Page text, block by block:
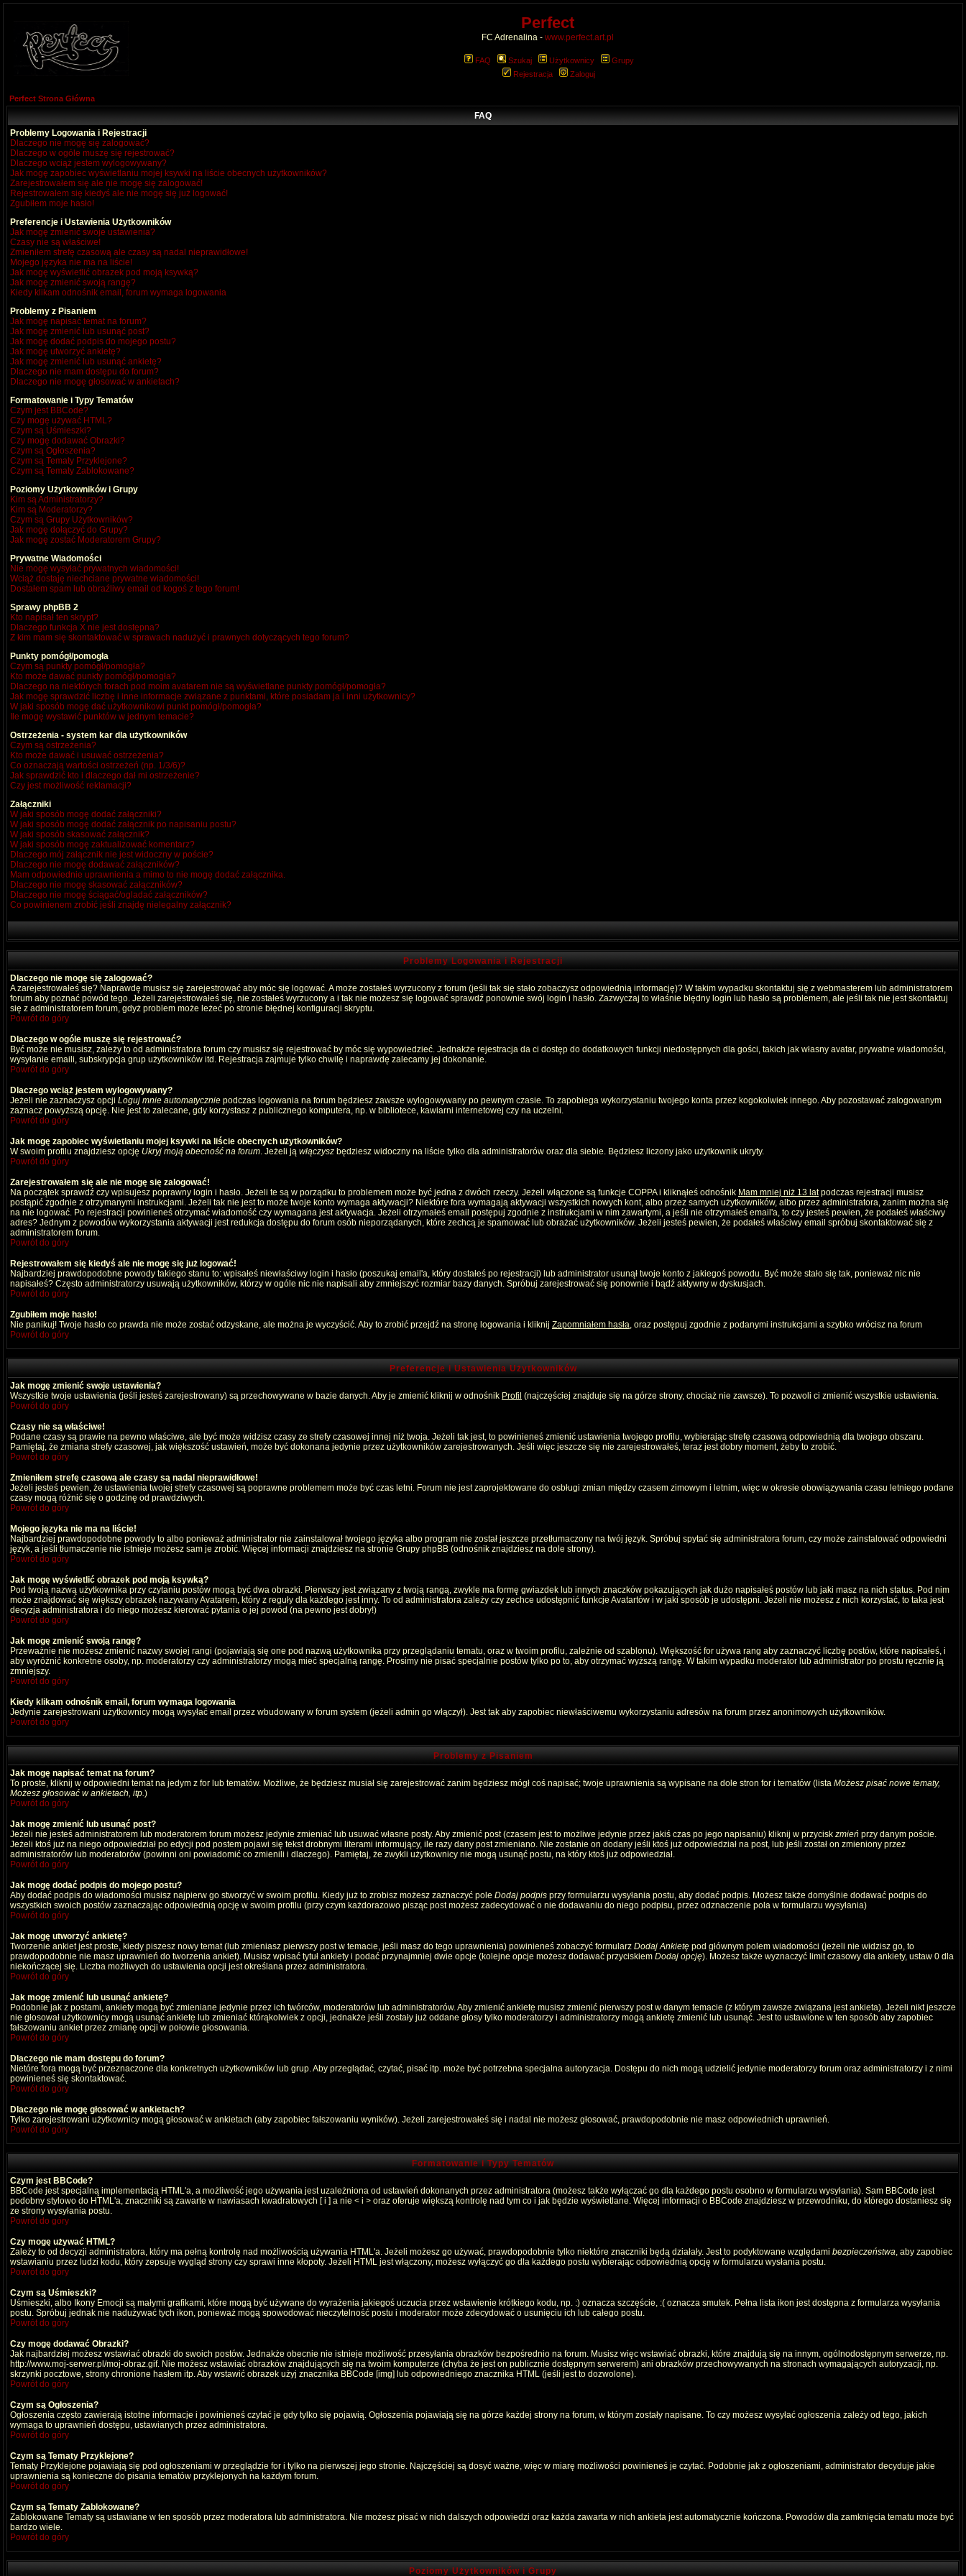
Perfect
FC Adrenalina - www.perfect.art.pl
FAQ Szukaj Użytkownicy
Grupy
Rejestracja
Zaloguj
Perfect Strona Główna
FAQ
Problemy Logowania i Rejestracji
Dlaczego nie mogę się zalogować?
Dlaczego w ogóle muszę się rejestrować?
Dlaczego wciąż jestem wylogowywany?
Jak mogę zapobiec wyświetlaniu mojej ksywki na liście obecnych użytkowników?
Zarejestrowałem się ale nie mogę się zalogować!
Rejestrowałem się kiedyś ale nie mogę się już logować!
Zgubiłem moje hasło!
Preferencje i Ustawienia Użytkowników
Jak mogę zmienić swoje ustawienia?
Czasy nie są właściwe!
Zmieniłem strefę czasową ale czasy są nadal nieprawidłowe!
Mojego języka nie ma na liście!
Jak mogę wyświetlić obrazek pod moją ksywką?
Jak mogę zmienić swoją rangę?
Kiedy klikam odnośnik email, forum wymaga logowania
Problemy z Pisaniem
Jak mogę napisać temat na forum?
Jak mogę zmienić lub usunąć post?
Jak mogę dodać podpis do mojego postu?
Jak mogę utworzyć ankietę?
Jak mogę zmienić lub usunąć ankietę?
Dlaczego nie mam dostępu do forum?
Dlaczego nie mogę głosować w ankietach?
Formatowanie i Typy Tematów
Czym jest BBCode?
Czy mogę używać HTML?
Czym są Uśmieszki?
Czy mogę dodawać Obrazki?
Czym są Ogłoszenia?
Czym są Tematy Przyklejone?
Czym są Tematy Zablokowane?
Poziomy Użytkowników i Grupy
Kim są Administratorzy?
Kim są Moderatorzy?
Czym są Grupy Użytkowników?
Jak mogę dołączyć do Grupy?
Jak mogę zostać Moderatorem Grupy?
Prywatne Wiadomości
Nie mogę wysyłać prywatnych wiadomości!
Wciąż dostaję niechciane prywatne wiadomości!
Dostałem spam lub obraźliwy email od kogoś z tego forum!
Sprawy phpBB 2
Kto napisał ten skrypt?
Dlaczego funkcja X nie jest dostępna?
Z kim mam się skontaktować w sprawach nadużyć i prawnych dotyczących tego forum?
Punkty pomógł/pomogła
Czym są punkty pomógł/pomogła?
Kto może dawać punkty pomógł/pomogła?
Dlaczego na niektórych forach pod moim avatarem nie są wyświetlane punkty pomógł/pomogła?
Jak mogę sprawdzić liczbę i inne informacje związane z punktami, które posiadam ja i inni użytkownicy?
W jaki sposób mogę dać użytkownikowi punkt pomógł/pomogła?
Ile mogę wystawić punktów w jednym temacie?
Ostrzeżenia - system kar dla użytkowników
Czym są ostrzeżenia?
Kto może dawać i usuwać ostrzeżenia?
Co oznaczają wartości ostrzeżeń (np. 1/3/6)?
Jak sprawdzić kto i dlaczego dał mi ostrzeżenie?
Czy jest możliwość reklamacji?
Załączniki
W jaki sposób mogę dodać załączniki?
W jaki sposób mogę dodać załącznik po napisaniu postu?
W jaki sposób skasować załącznik?
W jaki sposób mogę zaktualizować komentarz?
Dlaczego mój załącznik nie jest widoczny w poście?
Dlaczego nie mogę dodawać załączników?
Mam odpowiednie uprawnienia a mimo to nie mogę dodać załącznika.
Dlaczego nie mogę skasować załączników?
Dlaczego nie mogę ściągać/ogladać załączników?
Co powinienem zrobić jeśli znajdę nielegalny załącznik?
Problemy Logowania i Rejestracji
Dlaczego nie mogę się zalogować?
A zarejestrowałeś się? Naprawdę musisz się zarejestrować aby móc się logować. A może zostałeś wyrzucony z forum (jeśli tak się stało zobaczysz odpowiednią informację)? W takim wypadku skontaktuj się z webmasterem lub administratorem
forum aby poznać powód tego. Jeżeli zarejestrowałeś się, nie zostałeś wyrzucony a i tak nie możesz się logować sprawdź ponownie swój login i hasło. Zazwyczaj to właśnie błędny login lub hasło są problemem, ale jeśli tak nie jest skontaktuj
się z administratorem forum, gdyż problem może leżeć po stronie błędnej konfiguracji skryptu.
Powrót do góry
Dlaczego w ogóle muszę się rejestrować?
Być może nie musisz, zależy to od administratora forum czy musisz się rejestrować by móc się wypowiedzieć. Jednakże rejestracja da ci dostęp do dodatkowych funkcji niedostępnych dla gości, takich jak własny avatar, prywatne wiadomości,
wysyłanie emaili, subskrypcja grup użytkowników itd. Rejestracja zajmuje tylko chwilę i naprawdę zalecamy jej dokonanie.
Powrót do góry
Dlaczego wciąż jestem wylogowywany?
Jeżeli nie zaznaczysz opcji Loguj mnie automatycznie podczas logowania na forum będziesz zawsze wylogowywany po pewnym czasie. To zapobiega wykorzystaniu twojego konta przez kogokolwiek innego. Aby pozostawać zalogowanym
zaznacz powyższą opcję. Nie jest to zalecane, gdy korzystasz z publicznego komputera, np. w bibliotece, kawiarni internetowej czy na uczelni.
Powrót do góry
Jak mogę zapobiec wyświetlaniu mojej ksywki na liście obecnych użytkowników?
W swoim profilu znajdziesz opcję Ukryj moją obecność na forum. Jeżeli ją włączysz będziesz widoczny na liście tylko dla administratorów oraz dla siebie. Będziesz liczony jako użytkownik ukryty.
Powrót do góry
Zarejestrowałem się ale nie mogę się zalogować!
Na początek sprawdź czy wpisujesz poprawny login i hasło. Jeżeli te są w porządku to problemem może być jedna z dwóch rzeczy. Jeżeli włączone są funkcje COPPA i kliknąłeś odnośnik Mam mniej niż 13 latpodczas rejestracji musisz
postąpić zgodnie z otrzymanymi instrukcjami. Jeżeli tak nie jest to może twoje konto wymaga aktywacji? Niektóre fora wymagają aktywacji wszystkich nowych kont, albo przez samych użytkowników, albo przez administratora, zanim można się
na nie logować. Po rejestracji powinieneś otrzymać wiadomość czy wymagana jest aktywacja. Jeżeli otrzymałeś email postępuj zgodnie z instrukcjami w nim zawartymi, a jeśli nie otrzymałeś email'a, to czy jesteś pewien, że podałeś właściwy
adres? Jednym z powodów wykorzystania aktywacji jest redukcja dostępu do forum osób nieporządanych, które zechcą je spamować lub obrażać użytkowników. Jeżeli jesteś pewien, że podałeś właściwy email spróbuj skontaktować się z
administratorem forum.
Powrót do góry
Rejestrowałem się kiedyś ale nie mogę się już logować!
Najbardziej prawdopodobne powody takiego stanu to: wpisałeś niewłaściwy login i hasło (poszukaj email'a, który dostałeś po rejestracji) lub administrator usunął twoje konto z jakiegoś powodu. Być może stało się tak, ponieważ nic nie
napisałeś? Często administratorzy usuwają użytkowników, którzy w ogóle nic nie napisali aby zmniejszyć rozmiar bazy danych. Spróbuj zarejestrować się ponownie i bądź aktywny w dyskusjach.
Powrót do góry
Zgubiłem moje hasło!
Nie panikuj! Twoje hasło co prawda nie może zostać odzyskane, ale można je wyczyścić. Aby to zrobić przejdź na stronę logowania i kliknij Zapomniałem hasła, oraz postępuj zgodnie z podanymi instrukcjami a szybko wrócisz na forum
Powrót do góry
Preferencje i Ustawienia Użytkowników
Jak mogę zmienić swoje ustawienia?
Wszystkie twoje ustawienia (jeśli jesteś zarejestrowany) są przechowywane w bazie danych. Aby je zmienić kliknij w odnośnik Profil (najczęściej znajduje się na górze strony, chociaż nie zawsze). To pozwoli ci zmienić wszystkie ustawienia.
Powrót do góry
Czasy nie są właściwe!
Podane czasy są prawie na pewno właściwe, ale być może widzisz czasy ze strefy czasowej innej niż twoja. Jeżeli tak jest, to powinieneś zmienić ustawienia twojego profilu, wybierając strefę czasową odpowiednią dla twojego obszaru.
Pamiętaj, że zmiana strefy czasowej, jak większość ustawień, może być dokonana jedynie przez użytkowników zarejestrowanych. Jeśli więc jeszcze się nie zarejestrowałeś, teraz jest dobry moment, żeby to zrobić.
Powrót do góry
Zmieniłem strefę czasową ale czasy są nadal nieprawidłowe!
Jeżeli jesteś pewien, że ustawienia twojej strefy czasowej są poprawne problemem może być czas letni. Forum nie jest zaprojektowane do osbługi zmian między czasem zimowym i letnim, więc w okresie obowiązywania czasu letniego podane
czasy mogą różnić się o godzinę od prawdziwych.
Powrót do góry
Mojego języka nie ma na liście!
Najbardziej prawdopodobne powody to albo ponieważ administrator nie zainstalował twojego języka albo program nie został jeszcze przetłumaczony na twój język. Spróbuj spytać się administratora forum, czy może zainstalować odpowiedni
język, a jeśli tłumaczenie nie istnieje możesz sam je zrobić. Więcej informacji znajdziesz na stronie Grupy phpBB (odnośnik znajdziesz na dole strony).
Powrót do góry
Jak mogę wyświetlić obrazek pod moją ksywką?
Pod twoją nazwą użytkownika przy czytaniu postów mogą być dwa obrazki. Pierwszy jest związany z twoją rangą, zwykle ma formę gwiazdek lub innych znaczków pokazujących jak dużo napisałeś postów lub jaki masz na nich status. Pod nim
może znajdować się większy obrazek nazywany Avatarem, który z reguły dla każdego jest inny. To od administratora zależy czy zechce udostępnić funkcje Avatartów i w jaki sposób je udostępni. Jeżeli nie możesz z nich korzystać, to taka jest
decyzja administratora i do niego możesz kierować pytania o jej powód (na pewno jest dobry!)
Powrót do góry
Jak mogę zmienić swoją rangę?
Przeważnie nie możesz zmienić nazwy swojej rangi (pojawiają się one pod nazwą użytkownika przy przeglądaniu tematu, oraz w twoim profilu, zależnie od szablonu). Większość for używa rang aby zaznaczyć liczbę postów, które napisałeś, i
aby wyróżnić konkretne osoby, np. moderatorzy czy administratorzy mogą mieć specjalną rangę. Prosimy nie pisać specjalnie postów tylko po to, aby otrzymać wyższą rangę. W takim wypadku moderator lub administrator po prostu ręcznie ją
zmniejszy.
Powrót do góry
Kiedy klikam odnośnik email, forum wymaga logowania
Jedynie zarejestrowani użytkownicy mogą wysyłać email przez wbudowany w forum system (jeżeli admin go włączył). Jest tak aby zapobiec niewłaściwemu wykorzystaniu adresów na forum przez anonimowych użytkowników.
Powrót do góry
Problemy z Pisaniem
Jak mogę napisać temat na forum?
To proste, kliknij w odpowiedni temat na jedym z for lub tematów. Możliwe, że będziesz musiał się zarejestrować zanim będziesz mógł coś napisać; twoje uprawnienia są wypisane na dole stron for i tematów (lista Możesz pisać nowe tematy,
Możesz głosować w ankietach, itp.)
Powrót do góry
Jak mogę zmienić lub usunąć post?
Jeżeli nie jesteś administratorem lub moderatorem forum możesz jedynie zmieniać lub usuwać własne posty. Aby zmienić post (czasem jest to możliwe jedynie przez jakiś czas po jego napisaniu) kliknij w przycisk zmień przy danym poście.
Jeżeli ktoś już na niego odpowiedział po edycji pod postem pojawi się tekst drobnymi literami informujący, ile razy dany post zmieniano. Nie zostanie on dodany jeśli ktoś już odpowiedział na post, lub jeśli został on zmieniony przez
administratorów lub moderatorów (powinni oni powiadomić co zmienili i dlaczego). Pamiętaj, że zwykli użytkownicy nie mogą usunąć postu, na który ktoś już odpowiedział.
Powrót do góry
Jak mogę dodać podpis do mojego postu?
Aby dodać podpis do wiadomości musisz najpierw go stworzyć w swoim profilu. Kiedy już to zrobisz możesz zaznaczyć pole Dodaj podpis przy formularzu wysyłania postu, aby dodać podpis. Możesz także domyślnie dodawać podpis do
wszystkich swoich postów zaznaczając odpowiednią opcję w swoim profilu (przy czym każdorazowo pisząc post możesz zadecydować o nie dodawaniu do niego podpisu, przez odznaczenie pola w formularzu wysyłania)
Powrót do góry
Jak mogę utworzyć ankietę?
Tworzenie ankiet jest proste, kiedy piszesz nowy temat (lub zmieniasz pierwszy post w temacie, jeśli masz do tego uprawnienia) powinieneś zobaczyć formularz Dodaj Ankietę pod głównym polem wiadomości (jeżeli nie widzisz go, to
prawdopodobnie nie masz uprawnień do tworzenia ankiet). Musisz wpisać tytuł ankiety i podać przynajmniej dwie opcje (kolejne opcje możesz dodawać przyciskiem Dodaj opcję). Możesz także wyznaczyć limit czasowy dla ankiety, ustaw 0 dla
niekończącej się. Liczba możliwych do ustawienia opcji jest określana przez administratora.
Powrót do góry
Jak mogę zmienić lub usunąć ankietę?
Podobnie jak z postami, ankiety mogą być zmieniane jedynie przez ich twórców, moderatorów lub administratorów. Aby zmienić ankietę musisz zmienić pierwszy post w danym temacie (z którym zawsze związana jest ankieta). Jeżeli nikt jeszcze
nie głosował użytkownicy mogą usunąć ankietę lub zmieniać którąkolwiek z opcji, jednakże jeśli zostały już oddane głosy tylko moderatorzy i administratorzy mogą ankietę zmienić lub usunąć. Jest to ustawione w ten sposób aby zapobiec
fałszowaniu ankiet przez zmianę opcji w połowie głosowania.
Powrót do góry
Dlaczego nie mam dostępu do forum?
Nietóre fora mogą być przeznaczone dla konkretnych użytkowników lub grup. Aby przeglądać, czytać, pisać itp. może być potrzebna specjalna autoryzacja. Dostępu do nich mogą udzielić jedynie moderatorzy forum oraz administratorzy i z nimi
powinieneś się skontaktować.
Powrót do góry
Dlaczego nie mogę głosować w ankietach?
Tylko zarejestrowani użytkownicy mogą głosować w ankietach (aby zapobiec fałszowaniu wyników). Jeżeli zarejestrowałeś się i nadal nie możesz głosować, prawdopodobnie nie masz odpowiednich uprawnień.
Powrót do góry
Formatowanie i Typy Tematów
Czym jest BBCode?
BBCode jest specjalną implementacją HTML'a, a możliwość jego używania jest uzależniona od ustawień dokonanych przez administratora (możesz także wyłączać go dla każdego postu osobno w formularzu wysyłania). Sam BBCode jest
podobny stylowo do HTML'a, znaczniki są zawarte w nawiasach kwadratowych [ i ] a nie < i > oraz oferuje większą kontrolę nad tym co i jak będzie wyświetlane. Więcej informacji o BBCode znajdziesz w przewodniku, do którego dostaniesz się
ze strony wysyłania postu.
Powrót do góry
Czy mogę używać HTML?
Zależy to od decyzji administratora, który ma pełną kontrolę nad możliwością używania HTML'a. Jeżeli możesz go używać, prawdopodobnie tylko niektóre znaczniki będą działały. Jest to podyktowane względami bezpieczeństwa, aby zapobiec
wstawianiu przez ludzi kodu, który zepsuje wygląd strony czy sprawi inne kłopoty. Jeżeli HTML jest włączony, możesz wyłączyć go dla każdego postu wybierając odpowiednią opcję w formularzu wysłania postu.
Powrót do góry
Czym są Uśmieszki?
Uśmieszki, albo Ikony Emocji są małymi grafikami, które mogą być używane do wyrażenia jakiegoś uczucia przez wstawienie krótkiego kodu, np. :) oznacza szczęście, :( oznacza smutek. Pełna lista ikon jest dostępna z formularza wysyłania
postu. Spróbuj jednak nie nadużywać tych ikon, ponieważ mogą spowodować nieczytelność postu i moderator może zdecydować o usunięciu ich lub całego postu.
Powrót do góry
Czy mogę dodawać Obrazki?
Jak najbardziej możesz wstawiać obrazki do swoich postów. Jednakże obecnie nie istnieje możliwość przesyłania obrazków bezpośrednio na forum. Musisz więc wstawiać obrazki, które znajdują się na innym, ogólnodostępnym serwerze, np.
http://www.moj-serwer.pl/moj-obraz.gif. Nie możesz wstawiać obrazków znajdujących się na twoim komputerze (chyba że jest on publicznie dostępnym serwerem) ani obrazków przechowywanych na stronach wymagających autoryzacji, np.
skrzynki pocztowe, strony chronione hasłem itp. Aby wstawić obrazek użyj znacznika BBCode [img] lub odpowiedniego znacznika HTML (jeśli jest to dozwolone).
Powrót do góry
Czym są Ogłoszenia?
Ogłoszenia często zawierają istotne informacje i powinieneś czytać je gdy tylko się pojawią. Ogłoszenia pojawiają się na górze każdej strony na forum, w którym zostały napisane. To czy możesz wysyłać ogłoszenia zależy od tego, jakich
wymaga to uprawnień dostępu, ustawianych przez administratora.
Powrót do góry
Czym są Tematy Przyklejone?
Tematy Przyklejone pojawiają się pod ogłoszeniami w przeglądzie for i tylko na pierwszej jego stronie. Najczęściej są dosyć ważne, więc w miarę możliwości powinieneś je czytać. Podobnie jak z ogłoszeniami, administrator decyduje jakie
uprawnienia są konieczne do pisania tematów przyklejonych na każdym forum.
Powrót do góry
Czym są Tematy Zablokowane?
Zablokowane Tematy są ustawiane w ten sposób przez moderatora lub administratora. Nie możesz pisać w nich dalszych odpowiedzi oraz każda zawarta w nich ankieta jest automatycznie kończona. Powodów dla zamknięcia tematu może być
bardzo wiele.
Powrót do góry
Poziomy Użytkowników i Grupy